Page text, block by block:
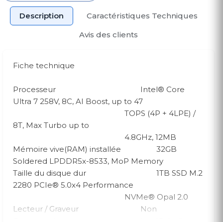
Description
Caractéristiques Techniques
Avis des clients
Fiche technique
Processeur
Intel® Core
Ultra 7 258V, 8C, AI Boost, up to 47
TOPS (4P + 4LPE) /
8T, Max Turbo up to
4.8GHz, 12MB
Mémoire vive(RAM) installée
32GB
Soldered LPDDR5x-8533, MoP Memory
Taille du disque dur
1TB SSD M.2
2280 PCIe® 5.0x4 Performance
NVMe® Opal 2.0
Lecteur / Graveur
Non